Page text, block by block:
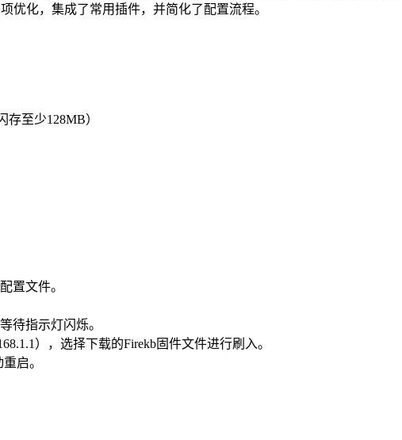
优化，集成了常用插件，并简化了配置流程。
至少128MB）
置文件。
待指示灯闪烁。
），选择下载的Firekb固件文件进行刷入。
启。